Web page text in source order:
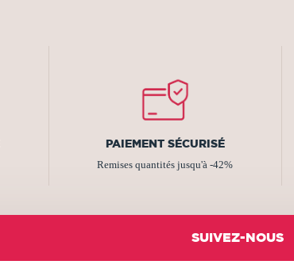
PAIEMENT SÉCURISÉ
Remises quantités jusqu'à -42%
SUIVEZ-NOUS